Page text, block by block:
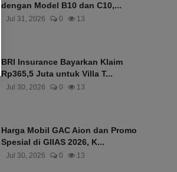
dengan Model B10 dan C10,...
Jul 31, 2026 0 13
BRI Insurance Bayarkan Klaim
Rp365,5 Juta untuk Villa T...
Jul 30, 2026 0 13
Harga Mobil GAC Aion dan Promo
Spesial di GIIAS 2026, K...
Jul 30, 2026 0 13